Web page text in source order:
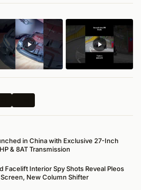
in China with Exclusive 27-Inch
& 8AT Transmission
Facelift Interior Spy Shots Reveal Pleos
New Column Shifter